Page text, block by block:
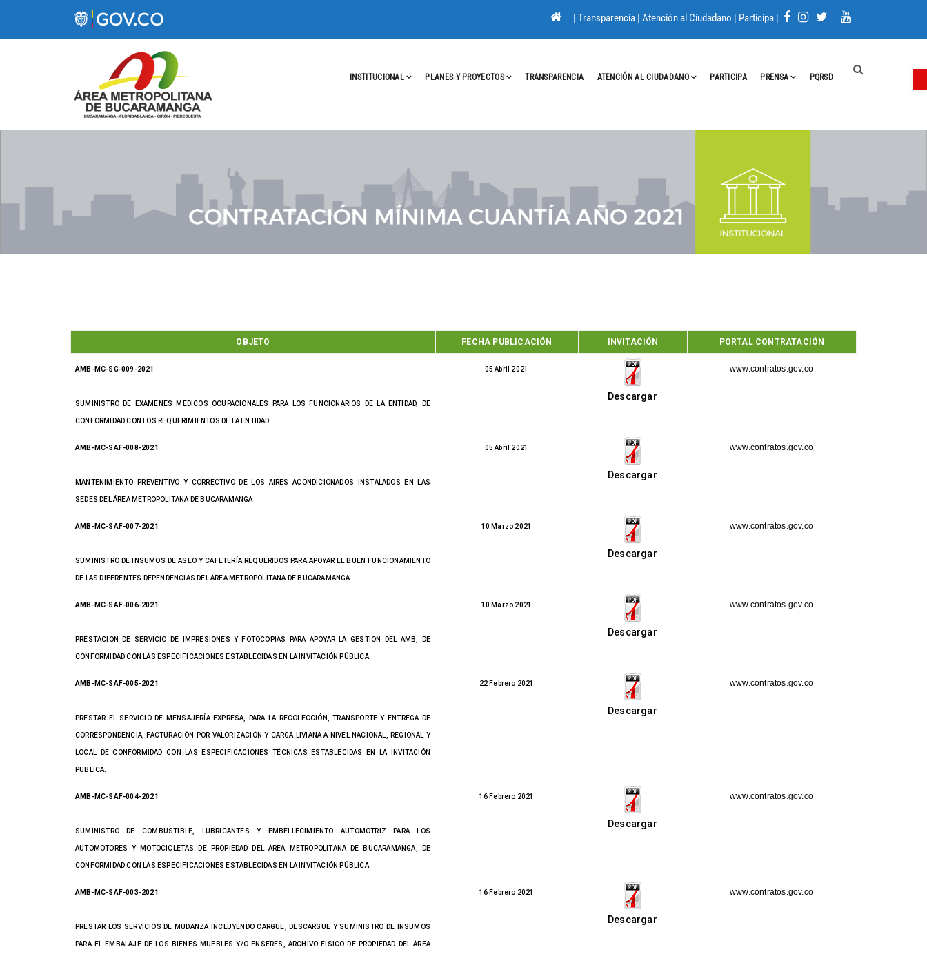
| Transparencia | Atención al Ciudadano | Participa |
INSTITUCIONAL PLANES Y PROYECTOS TRANSPARENCIA ATENCIÓN AL CIUDADANO PARTICIPA PRENSA PQRSD
OBJETO FECHA PUBLICACIÓN INVITACIÓN PORTAL CONTRATACIÓN
AMB-MC-SG-009-2021
SUMINISTRO DE EXAMENES MEDICOS OCUPACIONALES PARA LOS FUNCIONARIOS DE LA ENTIDAD, DE
CONFORMIDAD CON LOS REQUERIMIENTOS DE LA ENTIDAD
05 Abril 2021
Descargar
www.contratos.gov.co
AMB-MC-SAF-008-2021
MANTENIMIENTO PREVENTIVO Y CORRECTIVO DE LOS AIRES ACONDICIONADOS INSTALADOS EN LAS
SEDES DEL ÁREA METROPOLITANA DE BUCARAMANGA
05 Abril 2021
Descargar
www.contratos.gov.co
AMB-MC-SAF-007-2021
SUMINISTRO DE INSUMOS DE ASEO Y CAFETERÍA REQUERIDOS PARA APOYAR EL BUEN FUNCIONAMIENTO
DE LAS DIFERENTES DEPENDENCIAS DEL ÁREA METROPOLITANA DE BUCARAMANGA
10 Marzo 2021
Descargar
www.contratos.gov.co
AMB-MC-SAF-006-2021
PRESTACION DE SERVICIO DE IMPRESIONES Y FOTOCOPIAS PARA APOYAR LA GESTION DEL AMB, DE
CONFORMIDAD CON LAS ESPECIFICACIONES ESTABLECIDAS EN LA INVITACIÓN PÚBLICA
10 Marzo 2021
Descargar
www.contratos.gov.co
AMB-MC-SAF-005-2021
PRESTAR EL SERVICIO DE MENSAJERÍA EXPRESA, PARA LA RECOLECCIÓN, TRANSPORTE Y ENTREGA DE
CORRESPONDENCIA, FACTURACIÓN POR VALORIZACIÓN Y CARGA LIVIANA A NIVEL NACIONAL, REGIONAL Y
LOCAL DE CONFORMIDAD CON LAS ESPECIFICACIONES TÉCNICAS ESTABLECIDAS EN LA INVITACIÓN
PUBLICA.
22 Febrero 2021
Descargar
www.contratos.gov.co
AMB-MC-SAF-004-2021
SUMINISTRO DE COMBUSTIBLE, LUBRICANTES Y EMBELLECIMIENTO AUTOMOTRIZ PARA LOS
AUTOMOTORES Y MOTOCICLETAS DE PROPIEDAD DEL ÁREA METROPOLITANA DE BUCARAMANGA, DE
CONFORMIDAD CON LAS ESPECIFICACIONES ESTABLECIDAS EN LA INVITACIÓN PÚBLICA
16 Febrero 2021
Descargar
www.contratos.gov.co
AMB-MC-SAF-003-2021
PRESTAR LOS SERVICIOS DE MUDANZA INCLUYENDO CARGUE, DESCARGUE Y SUMINISTRO DE INSUMOS
PARA EL EMBALAJE DE LOS BIENES MUEBLES Y/O ENSERES, ARCHIVO FISICO DE PROPIEDAD DEL ÁREA
16 Febrero 2021
Descargar
www.contratos.gov.co